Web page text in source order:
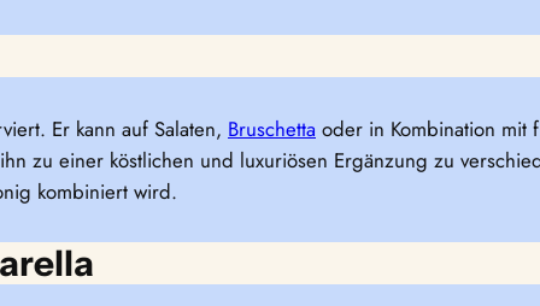
Er kann auf Salaten, Bruschetta oder in Kombination mit
zu einer köstlichen und luxuriösen Ergänzung zu
kombiniert wird.